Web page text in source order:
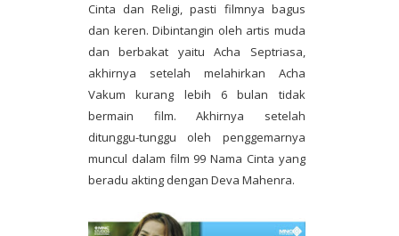
Cinta dan Religi, pasti filmnya bagus
dan keren. Dibintangin oleh artis muda
dan berbakat yaitu Acha Septriasa,
akhirnya setelah melahirkan Acha
Vakum kurang lebih 6 bulan tidak
bermain film. Akhirnya setelah
ditunggu-tunggu oleh penggemarnya
muncul dalam film 99 Nama Cinta yang
beradu akting dengan Deva Mahenra.